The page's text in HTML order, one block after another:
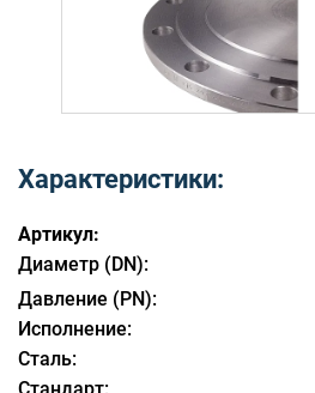
Характеристики:
Артикул:
Диаметр (DN):
Давление (PN):
Исполнение:
Сталь:
Стандарт: